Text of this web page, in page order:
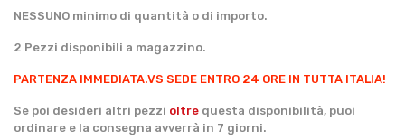
NESSUNO minimo di quantità o di importo.
2 Pezzi disponibili a magazzino.
PARTENZA IMMEDIATA.VS SEDE ENTRO 24 ORE IN TUTTA ITALIA!
Se poi desideri altri pezzi oltre questa disponibilità, puoi
ordinare e la consegna avverrà in 7 giorni.